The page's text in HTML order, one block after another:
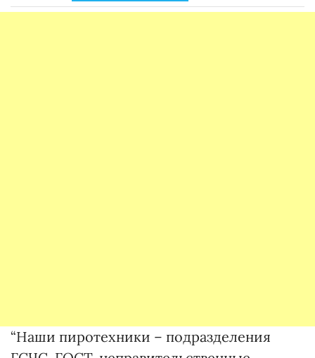
“Наши пиротехники – подразделения